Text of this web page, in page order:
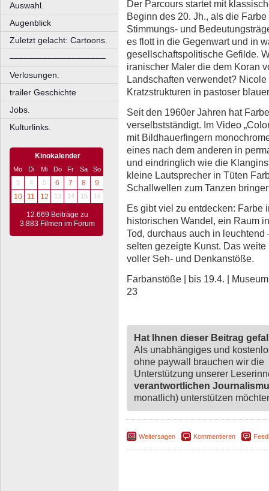
Auswahl.
Augenblick
Zuletzt gelacht: Cartoons.
––––––––––––––––––––
Verlosungen.
trailer Geschichte
Jobs.
Kulturlinks.
Kinokalender
Mo Di Mi Do Fr Sa
So
3
4 5 6 7 8
9
10
11 12 13 14 15 16
12.669 Beiträge zu
3.883 Filmen im Forum
Der Parcours startet mit
Beginn des 20. Jh., als die
Stimmungs- und
es flott in die Gegenwart und in
gesellschaftspolitische Gefilde.
iranischer Maler die dem Koran
Landschaften verwendet?
Kratzstrukturen in pastoser
Seit den 1960er Jahren hat
verselbstständigt. Im Video
mit Bildhauerfingern
eines nach dem anderen in
und eindringlich wie die
kleine Lautsprecher in Tüten
Schallwellen zum Tanzen
Es gibt viel zu entdecken: Farbe
historischen Wandel, ein Raum
Tod, durchaus auch in
selten gezeigte Kunst. Das
voller Seh- und Denkanstöße.
Farbanstöße | bis 19.4. |
23
Hat Ihnen dieser Beitrag
Als unabhängiges und
ohne paywall brauchen wir die
Unterstützung unserer
verantwortlichen
monatlich) unterstützen
Weitersagen Kommentieren